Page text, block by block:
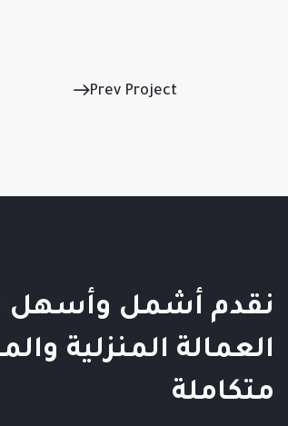
Prev Project
نقدم أشمل وأسهل
العمالة المنزلية
متكاملة